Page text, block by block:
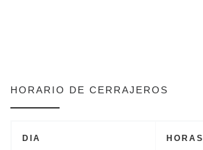
HORARIO DE CERRAJEROS
DIA HORAS